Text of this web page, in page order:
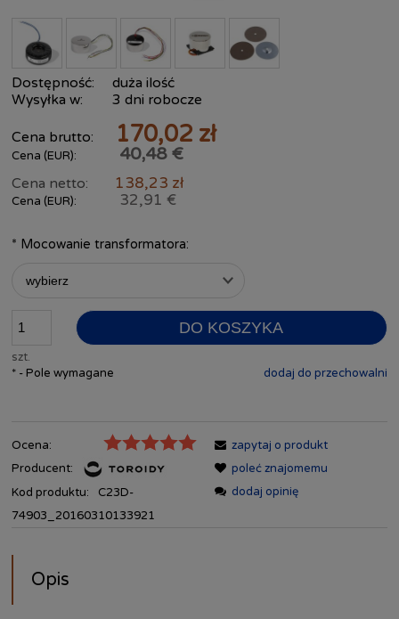
Dostępność:
duża ilość
Wysyłka w:
3 dni robocze
Cena brutto: 170,02 zł
Cena (EUR): 40,48 €
Cena netto: 138,23 zł
Cena (EUR): 32,91 €
* Mocowanie transformatora:
szt.
DO KOSZYKA
dodaj do przechowalni
* - Pole wymagane
Ocena:
Producent:
Kod produktu:
C23D-
74903_20160310133921
zapytaj o produkt
poleć znajomemu
dodaj opinię
Opis